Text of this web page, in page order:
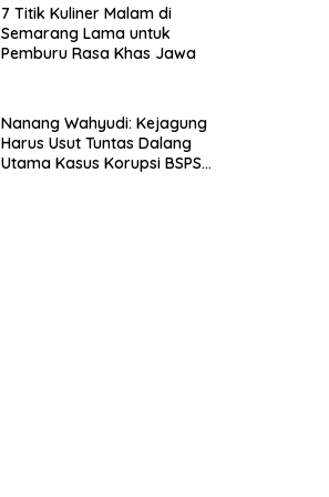
7 Titik Kuliner Malam di
Semarang Lama untuk
Pemburu Rasa Khas Jawa
Nanang Wahyudi: Kejagung
Harus Usut Tuntas Dalang
Utama Kasus Korupsi BSPS